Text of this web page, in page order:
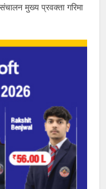
मुख्य प्रवक्ता गरिमा